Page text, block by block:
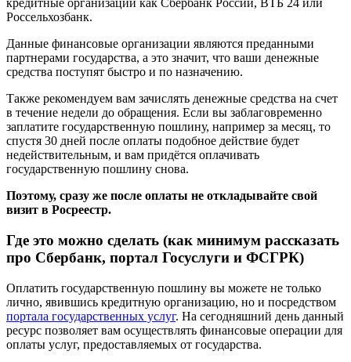
Россельхозбанк.
партнерами государства, а это значит, что ваши денежные
средства поступят быстро и по назначению.
в течение недели до обращения. Если вы заблаговременно
заплатите государственную пошлину, например за месяц, то
спустя 30 дней после оплаты подобное действие будет
недействительным, и вам придётся оплачивать
государственную пошлину снова.
визит в Росреестр.
Где это можно сделать (как минимум рассказать
про Сбербанк, портал Госуслуги и ФСГРК)
лично, явившись кредитную организацию, но и посредством
портала государственных услуг. На сегодняшний день данный
ресурс позволяет вам осуществлять финансовые операции для
оплаты услуг, предоставляемых от государства.